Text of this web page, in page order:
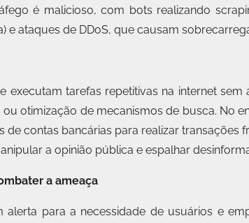
é malicioso, com bots realizando
e ataques de DDoS, que causam
tarefas repetitivas na internet
otimização de mecanismos de busca. No
contas bancárias para realizar
a opinião pública e espalhar
a ameaça
para a necessidade de usuários e